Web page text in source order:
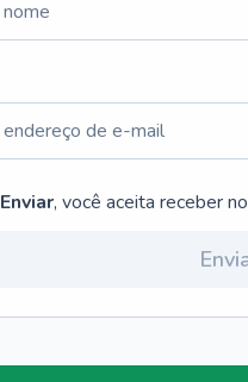
Enviar, você aceita receber